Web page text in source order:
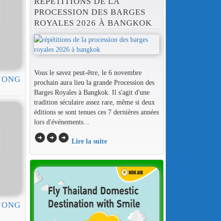
PROCESSION DES BARGES
ROYALES 2026 À BANGKOK
Vous le savez peut-être, le 6 novembre
prochain aura lieu la grande Procession des
Barges Royales à Bangkok. Il s'agit d'une
tradition séculaire assez rare, même si deux
éditions se sont tenues ces 7 dernières années
lors d'événements...
arrow_circle_rightarrow_circle_rightarrow_circle_right Lire la suite